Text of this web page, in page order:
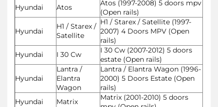
Hyundai
Atos
Atos (1997-2008) 5 doors mpv
(Open rails)
Hyundai
H1 / Starex /
Satellite
H1 / Starex / Satellite (1997-
2007) 4 Doors MPV (Open
rails)
Hyundai
I 30 Cw
I 30 Cw (2007-2012) 5 doors
estate (Open rails)
Hyundai
Lantra /
Elantra
Wagon
Lantra / Elantra Wagon (1996-
2000) 5 Doors Estate (Open
rails)
Hyundai
Matrix
Matrix (2001-2010) 5 doors